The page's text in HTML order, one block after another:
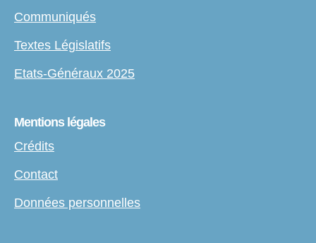
Communiqués
Textes Législatifs
Etats-Généraux 2025
Mentions légales
Crédits
Contact
Données personnelles